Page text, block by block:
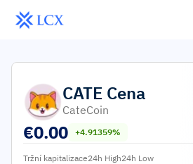
CATE Cena
CateCoin
€0.00 +4.91359%
Tržní kapitalizace24h High24h Low